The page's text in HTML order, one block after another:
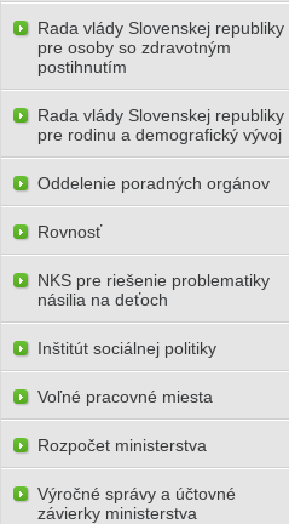
Rada vlády Slovenskej republiky
pre osoby so zdravotným
postihnutím
Rada vlády Slovenskej republiky
pre rodinu a demografický vývoj
Oddelenie poradných orgánov
Rovnosť
NKS pre riešenie problematiky
násilia na deťoch
Inštitút sociálnej politiky
Voľné pracovné miesta
Rozpočet ministerstva
Výročné správy a účtovné
závierky ministerstva